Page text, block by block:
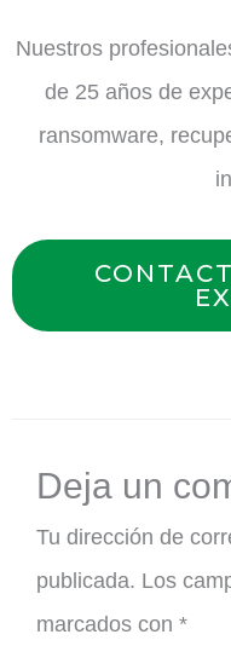
Nuestros
de 25 años de
ransomware,
Deja un
Tu dirección de
publicada. Los
marcados con *